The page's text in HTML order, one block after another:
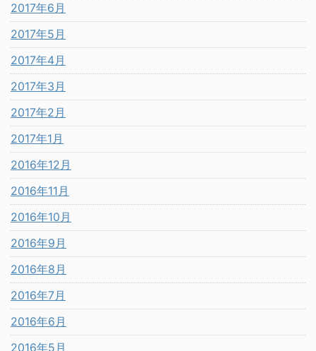
2017年6月
2017年5月
2017年4月
2017年3月
2017年2月
2017年1月
2016年12月
2016年11月
2016年10月
2016年9月
2016年8月
2016年7月
2016年6月
2016年5月